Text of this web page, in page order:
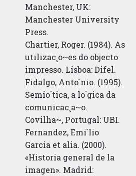
Manchester, UK:
Manchester University
Press.
Chartier, Roger. (1984). As
utilizac¸o~es do objecto
impresso. Lisboa: Difel.
Fidalgo, Anto´nio. (1995).
Semio´tica, a lo´gica da
comunicac¸a~o.
Covilha~, Portugal: UBI.
Fernandez, Emi´lio
Garcia et alia. (2000).
«Historia general de la
imagen». Madrid: